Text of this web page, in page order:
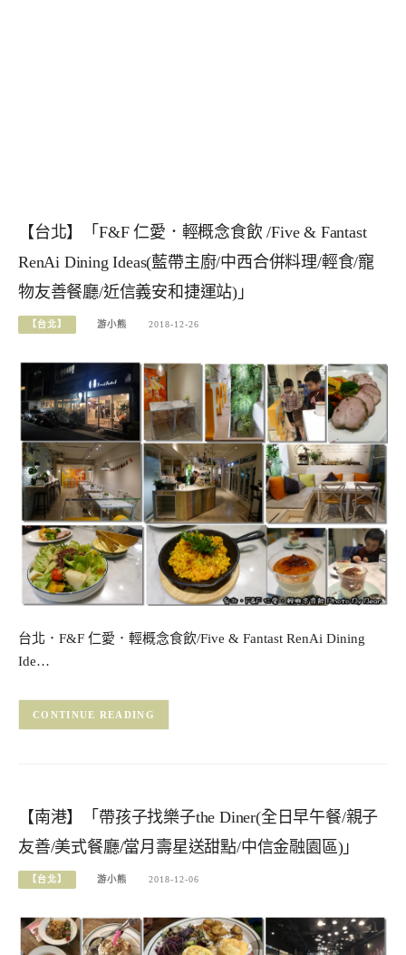
【台北】「F&F 仁愛．輕概念食飲 /Five & Fantast
RenAi Dining Ideas(藍帶主廚/中西合併料理/輕食/寵
物友善餐廳/近信義安和捷運站)」
【台北】 游小熊 2018-12-26
台北．F&F 仁愛．輕概念食飲/Five & Fantast RenAi Dining
Ide…
CONTINUE READING
【南港】「帶孩子找樂子the Diner(全日早午餐/親子
友善/美式餐廳/當月壽星送甜點/中信金融園區)」
【台北】 游小熊 2018-12-06